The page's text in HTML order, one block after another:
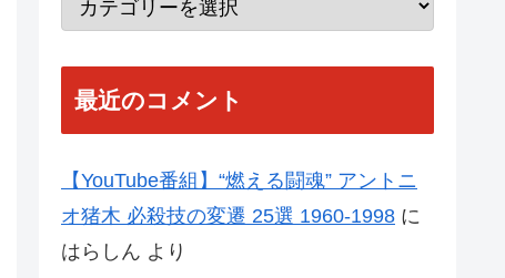
最近のコメント
【YouTube番組】“燃える闘魂” アントニ
オ猪木 必殺技の変遷 25選 1960-1998 に
はらしん より